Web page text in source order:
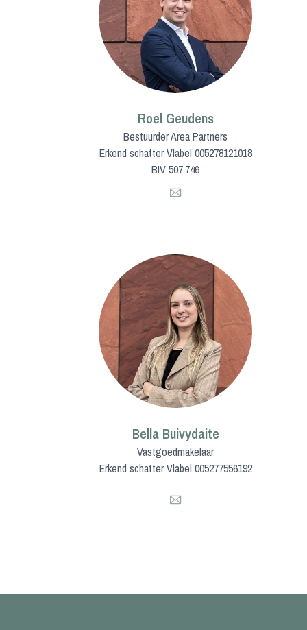
Roel Geudens
Bestuurder Area Partners
Erkend schatter Vlabel 005278121018
BIV 507.746
Mail
Bella Buivydaite
Vastgoedmakelaar
Erkend schatter Vlabel 005277556192
Mail